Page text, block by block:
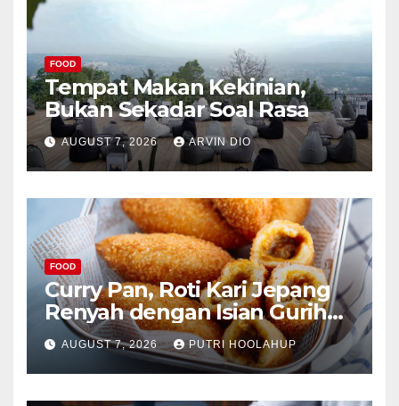
FOOD
Tempat Makan Kekinian,
Bukan Sekadar Soal Rasa
AUGUST 7, 2026 ARVIN DIO
FOOD
Curry Pan, Roti Kari Jepang
Renyah dengan Isian Gurih
Menggoda
AUGUST 7, 2026 PUTRI HOOLAHUP